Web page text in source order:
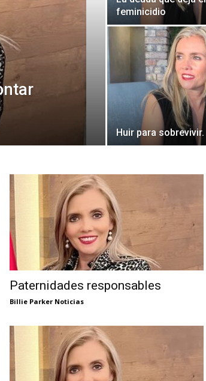
feminicidio
Huir para sobrevivir.
Paternidades responsables
Billie Parker Noticias